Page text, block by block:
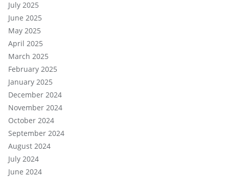
July 2025
June 2025
May 2025
April 2025
March 2025
February 2025
January 2025
December 2024
November 2024
October 2024
September 2024
August 2024
July 2024
June 2024